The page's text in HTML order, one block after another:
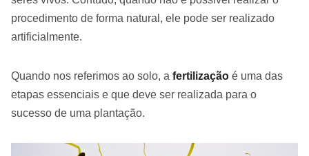
procedimento de forma natural, ele pode ser realizado
artificialmente.
Quando nos referimos ao solo, a fertilização é uma das
etapas essenciais e que deve ser realizada para o
sucesso de uma plantação.